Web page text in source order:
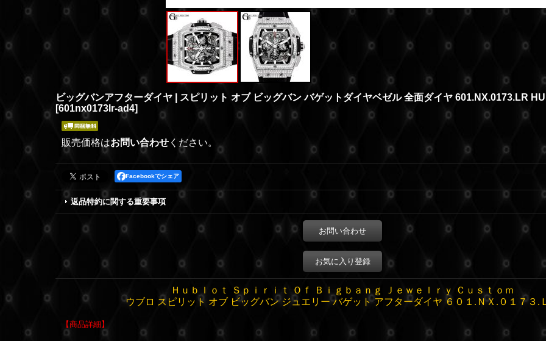
ビッグバンアフターダイヤ | スピリット オブ ビッグバン バゲットダイヤベゼル 全面ダイヤ 601.NX.0173.LR
[601nx0173lr-ad4]
販売価格はお問い合わせ ください。
Facebookでシェア
返品特約に関する重要事項
お問い合わせ
お気に入り登録
Ｈｕｂｌｏｔ Ｓｐｉｒｉｔ Ｏｆ Ｂｉｇｂａｎｇ Ｊｅｗｅｌｒｙ Ｃｕｓｔｏｍ
ウブロ スピリット オブ ビッグバン ジュエリー バゲット アフターダイヤ ６０１.ＮＸ.０１７３.
【商品詳細】